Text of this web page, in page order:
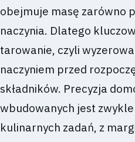
obejmuje masę zarówno
naczynia. Dlatego
tarowanie, czyli
naczyniem przed
składników. Precyzja
wbudowanych jest
kulinarnych zadań, z